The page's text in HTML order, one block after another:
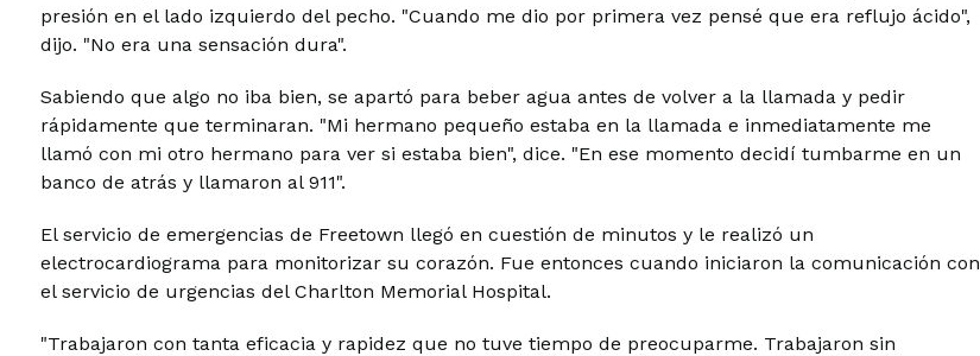
presión en el lado izquierdo del pecho. "Cuando me dio por primera vez pensé que era reflujo ácido",
dijo. "No era una sensación dura".
Sabiendo que algo no iba bien, se apartó para beber agua antes de volver a la llamada y pedir
rápidamente que terminaran. "Mi hermano pequeño estaba en la llamada e inmediatamente me
llamó con mi otro hermano para ver si estaba bien", dice. "En ese momento decidí tumbarme en un
banco de atrás y llamaron al 911".
El servicio de emergencias de Freetown llegó en cuestión de minutos y le realizó un
electrocardiograma para monitorizar su corazón. Fue entonces cuando iniciaron la comunicación con
el servicio de urgencias del Charlton Memorial Hospital.
"Trabajaron con tanta eficacia y rapidez que no tuve tiempo de preocuparme. Trabajaron sin